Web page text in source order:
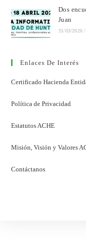
Dos
Juan
31/03/2026 /
Enlaces De Interés
Certificado Hacienda
Política de Privacidad
Estatutos ACHE
Misión, Visión y Valores
Contáctanos